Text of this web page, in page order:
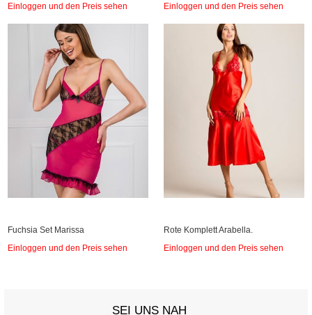
Einloggen und den Preis sehen Einloggen und den Preis sehen
Fuchsia Set Marissa
Einloggen und den Preis sehen
Rote Komplett Arabella.
Einloggen und den Preis sehen
SEI UNS NAH